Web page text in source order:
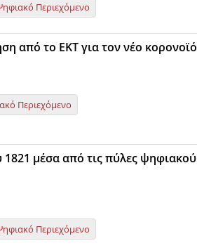
Περιεχόμενο
από το ΕΚΤ για τον νέο κορονοϊό
Περιεχόμενο
1821 μέσα από τις πύλες ψηφιακού
Περιεχόμενο